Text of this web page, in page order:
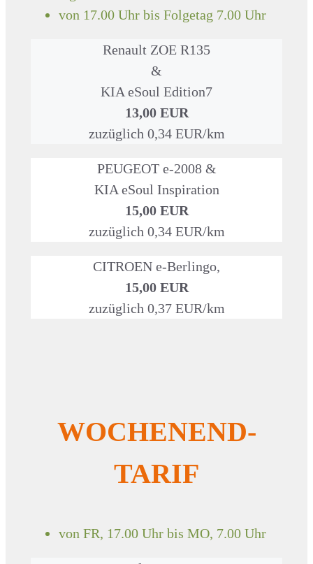
von 17.00 Uhr bis Folgetag 7.00 Uhr
Renault ZOE R135
&
KIA eSoul Edition7
13,00 EUR
zuzüglich 0,34 EUR/km
PEUGEOT e-2008 &
KIA eSoul Inspiration
15,00 EUR
zuzüglich 0,34 EUR/km
CITROEN e-Berlingo,
15,00 EUR
zuzüglich 0,37 EUR/km
WOCHENEND-
TARIF
von FR, 17.00 Uhr bis MO, 7.00 Uhr